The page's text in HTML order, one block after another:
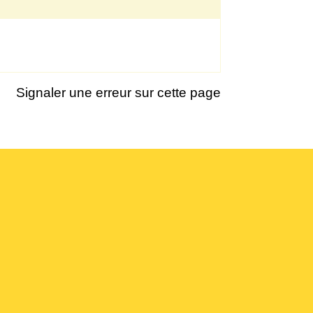
Signaler une erreur sur cette page